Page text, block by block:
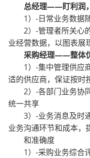
总经理——盯利润，
1）-日常业务数据
2）-管理者所关心的
业经营数据，以图表展
采购经理——整体优
1）-集中管理供应商
适的供应商，保证按时
2）-各部门业务协同
统一共享
3）-业务消息及时通
业务沟通环节和成本，
和准确度
1）-采购业务综合评